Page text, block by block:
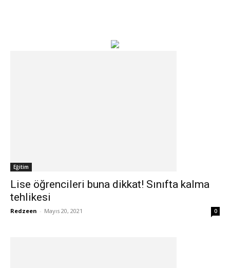
Eğitim
Lise öğrencileri buna dikkat! Sınıfta kalma
tehlikesi
Redzeen - Mayıs 20, 2021 0